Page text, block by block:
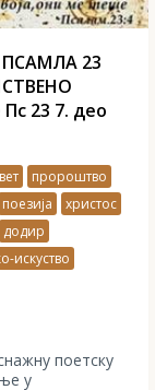
23
23 7. део
пророштво
поезија
христос
додир
искуство
поетску
у